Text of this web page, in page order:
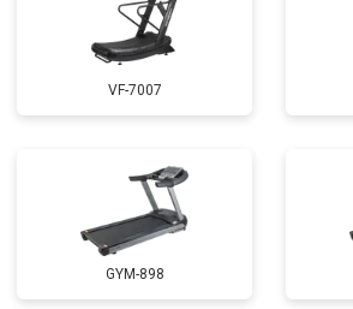
VF-7007
GYM-898